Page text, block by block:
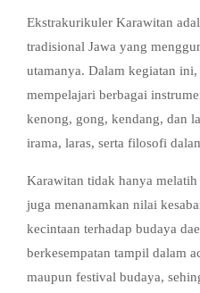
Ekstrakurikuler Karawitan
tradisional Jawa yang
utamanya. Dalam kegiatan
mempelajari berbagai
kenong, gong, kendang, dan
irama, laras, serta filosofi
Karawitan tidak hanya
juga menanamkan nilai
kecintaan terhadap budaya
berkesempatan tampil dalam
maupun festival budaya,